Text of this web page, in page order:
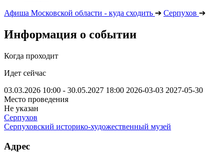
Афиша Московской области - куда сходить ➔ Серпухов ➔
Информация о событии
Когда проходит
Идет сейчас
03.03.2026 10:00 - 30.05.2027 18:00 2026-03-03 2027-05-30
Место проведения
Не указан
Серпухов
Серпуховский историко-художественный музей
Адрес